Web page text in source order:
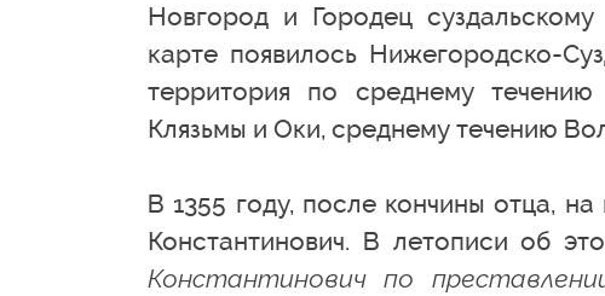
Новгород и Городец
карте появилось Нижегородско-
территория по среднему
Клязьмы и Оки, среднему течению
В 1355 году, после кончины отца,
Константинович. В летописи об
Константинович по